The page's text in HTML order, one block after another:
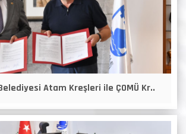
Atam Kreşleri ile ÇOMÜ Kr..